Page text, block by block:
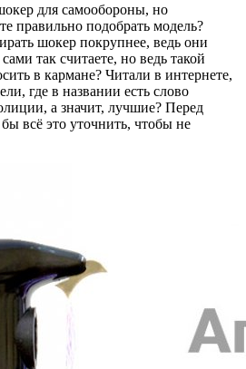
для самообороны, но
правильно подобрать модель?
шокер покрупнее, ведь они
так считаете, но ведь такой
в кармане? Читали в интернете,
где в названии есть слово
а значит, лучшие? Перед
всё это уточнить, чтобы не